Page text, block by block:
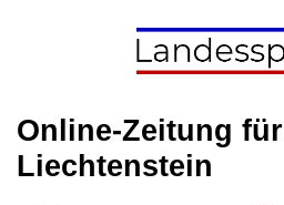
Online-Zeitung für
Liechtenstein